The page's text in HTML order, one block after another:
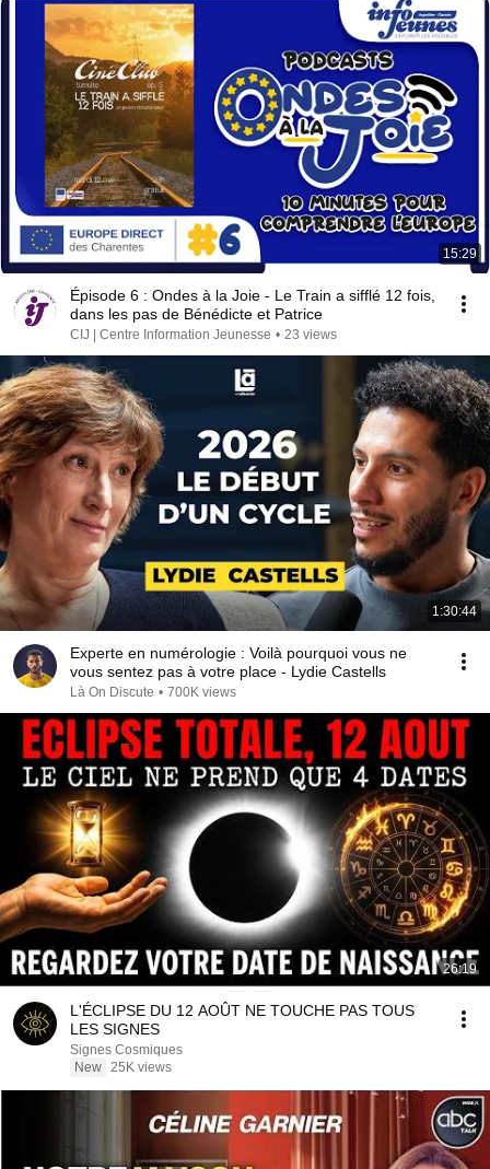
15:29
Épisode 6 : Ondes à la Joie - Le Train a sifflé 12 fois,
dans les pas de Bénédicte et Patrice
CIJ | Centre Information Jeunesse • 23 views
1:30:44
Experte en numérologie : Voilà pourquoi vous ne
vous sentez pas à votre place - Lydie Castells
Là On Discute • 700K views
26:19
L'ÉCLIPSE DU 12 AOÛT NE TOUCHE PAS TOUS
LES SIGNES
Signes Cosmiques
New 25K views